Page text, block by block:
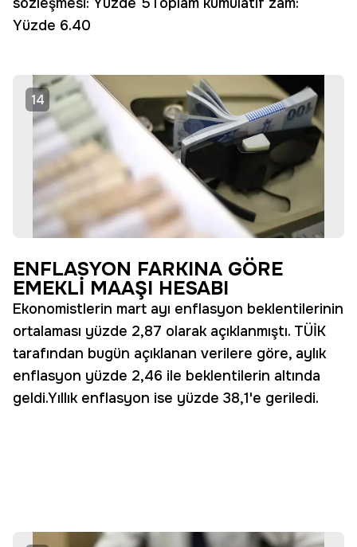
Yüzde 6.40
14
ENFLASYON FARKINA GÖRE
EMEKLİ MAAŞI HESABI
Ekonomistlerin mart ayı enflasyon beklentilerinin
ortalaması yüzde 2,87 olarak açıklanmıştı. TÜİK
tarafından bugün açıklanan verilere göre, aylık
enflasyon yüzde 2,46 ile beklentilerin altında
geldi.Yıllık enflasyon ise yüzde 38,1'e geriledi.